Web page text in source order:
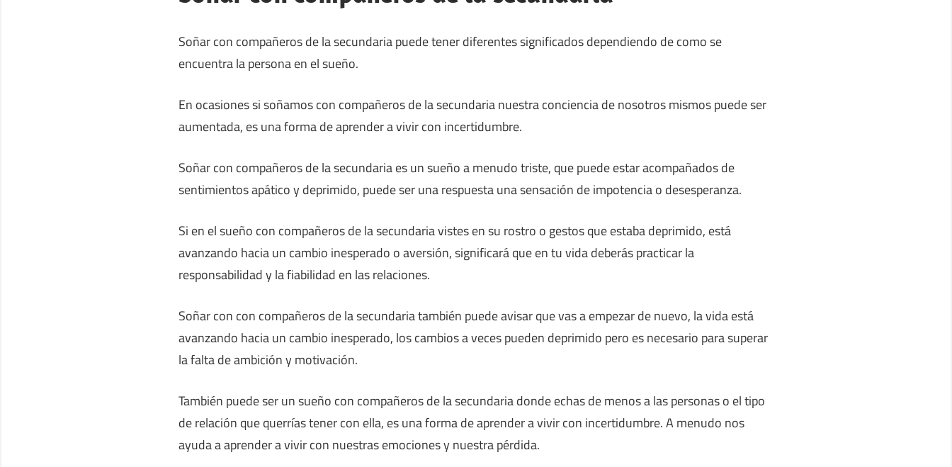
Soñar con compañeros de la secundaria puede tener diferentes significados dependiendo de como se
encuentra la persona en el sueño.
En ocasiones si soñamos con compañeros de la secundaria nuestra conciencia de nosotros mismos puede ser
aumentada, es una forma de aprender a vivir con incertidumbre.
Soñar con compañeros de la secundaria es un sueño a menudo triste, que puede estar acompañados de
sentimientos apático y deprimido, puede ser una respuesta una sensación de impotencia o desesperanza.
Si en el sueño con compañeros de la secundaria vistes en su rostro o gestos que estaba deprimido, está
avanzando hacia un cambio inesperado o aversión, significará que en tu vida deberás practicar la
responsabilidad y la fiabilidad en las relaciones.
Soñar con con compañeros de la secundaria también puede avisar que vas a empezar de nuevo, la vida está
avanzando hacia un cambio inesperado, los cambios a veces pueden deprimido pero es necesario para superar
la falta de ambición y motivación.
También puede ser un sueño con compañeros de la secundaria donde echas de menos a las personas o el tipo
de relación que querrías tener con ella, es una forma de aprender a vivir con incertidumbre. A menudo nos
ayuda a aprender a vivir con nuestras emociones y nuestra pérdida.